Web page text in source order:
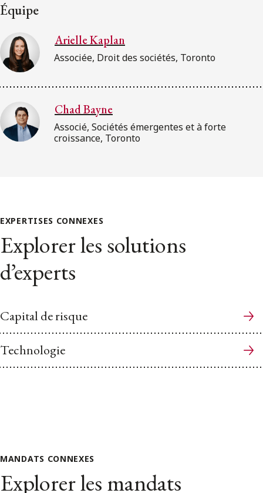
Équipe
Arielle Kaplan
Associée, Droit des sociétés, Toronto
Chad Bayne
Associé, Sociétés émergentes et à forte
croissance, Toronto
EXPERTISES CONNEXES
Explorer les solutions
d’experts
Capital de risque
Technologie
MANDATS CONNEXES
Explorer les mandats